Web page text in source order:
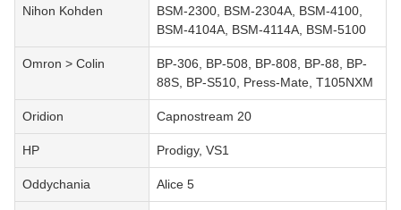
Nihon Kohden
BSM-2300, BSM-2304A, BSM-4100,
BSM-4104A, BSM-4114A, BSM-5100
Omron > Colin
BP-306, BP-508, BP-808, BP-88, BP-
88S, BP-S510, Press-Mate, T105NXM
Oridion Capnostream 20
HP Prodigy, VS1
Oddychania Alice 5